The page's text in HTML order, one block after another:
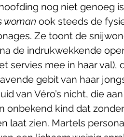
nog niet genoeg
woman ook steeds de
Ze toont de
de indrukwekkende
servies mee in haar val),
gebit van haar
van Véro’s nicht, die
onbekend kind dat
laat zien. Martels